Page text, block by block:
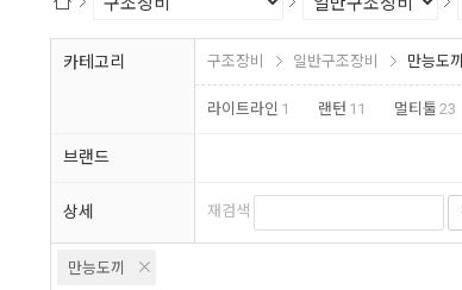
카테고리 구조장비 일반구조장비 만능도끼
라이트라인 1 랜턴 11 멀티툴 23
브랜드
상세 재검색
만능도끼